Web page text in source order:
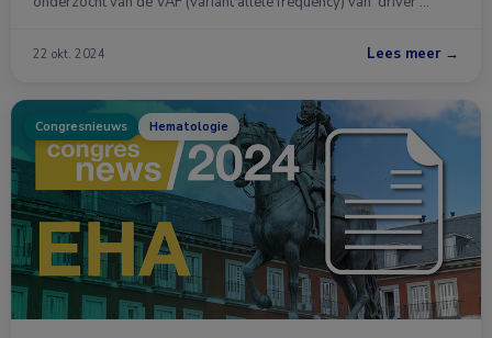
22 okt. 2024 Lees meer →
Congresnieuws Hematologie